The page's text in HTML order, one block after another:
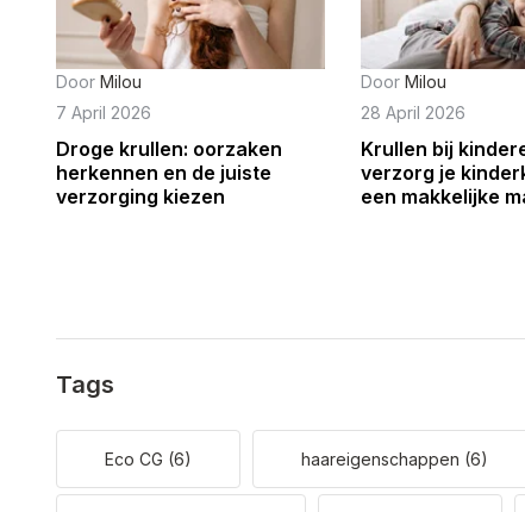
Door Milou
7 April 2026
Droge krullen: oorzaken
herkennen en de juiste
verzorging kiezen
Door Milou
28 April 2026
Krullen bij
verzorg je
een makkelijke
Tags
Eco CG (6) haareigenschappen (6)